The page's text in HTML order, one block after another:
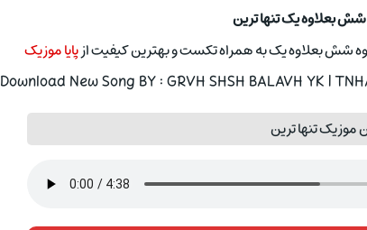
بعلاوه یک تنها ترین
گروه شش بعلاوه یک به همراه تکست و بهترین کیفیت ازپایا موزیک
Download New Song BY : GRVH SHSH BALAVH YK |
موزیک تنها ترین